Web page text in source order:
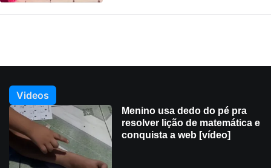
Videos
Menino usa dedo do pé pra
resolver lição de matemática e
conquista a web [vídeo]